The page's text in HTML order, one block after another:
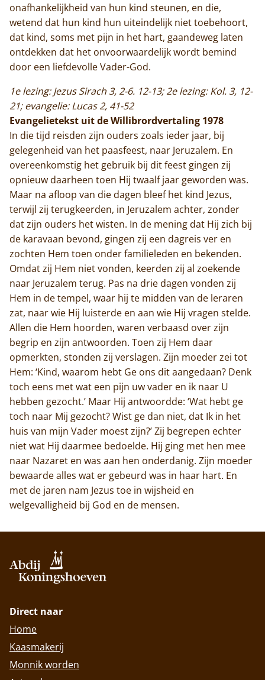
onafhankelijkheid van hun kind steunen, en die,
wetend dat hun kind hun uiteindelijk niet toebehoort,
dat kind, soms met pijn in het hart, gaandeweg laten
ontdekken dat het onvoorwaardelijk wordt bemind
door een liefdevolle Vader-God.
1e lezing: Jezus Sirach 3, 2-6. 12-13; 2e lezing: Kol. 3, 12-
21; evangelie: Lucas 2, 41-52
Evangelietekst uit de Willibrordvertaling 1978
In die tijd reisden zijn ouders zoals ieder jaar, bij
gelegenheid van het paasfeest, naar Jeruzalem. En
overeenkomstig het gebruik bij dit feest gingen zij
opnieuw daarheen toen Hij twaalf jaar geworden was.
Maar na afloop van die dagen bleef het kind Jezus,
terwijl zij terugkeerden, in Jeruzalem achter, zonder
dat zijn ouders het wisten. In de mening dat Hij zich bij
de karavaan bevond, gingen zij een dagreis ver en
zochten Hem toen onder familieleden en bekenden.
Omdat zij Hem niet vonden, keerden zij al zoekende
naar Jeruzalem terug. Pas na drie dagen vonden zij
Hem in de tempel, waar hij te midden van de leraren
zat, naar wie Hij luisterde en aan wie Hij vragen stelde.
Allen die Hem hoorden, waren verbaasd over zijn
begrip en zijn antwoorden. Toen zij Hem daar
opmerkten, stonden zij verslagen. Zijn moeder zei tot
Hem: ‘Kind, waarom hebt Ge ons dit aangedaan? Denk
toch eens met wat een pijn uw vader en ik naar U
hebben gezocht.’ Maar Hij antwoordde: ‘Wat hebt ge
toch naar Mij gezocht? Wist ge dan niet, dat Ik in het
huis van mijn Vader moest zijn?’ Zij begrepen echter
niet wat Hij daarmee bedoelde. Hij ging met hen mee
naar Nazaret en was aan hen onderdanig. Zijn moeder
bewaarde alles wat er gebeurd was in haar hart. En
met de jaren nam Jezus toe in wijsheid en
welgevalligheid bij God en de mensen.
Direct naar
Home
Kaasmakerij
Monnik worden